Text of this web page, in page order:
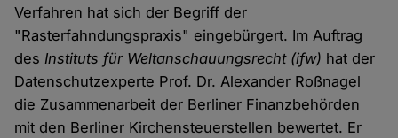
Verfahren hat sich der Begriff der
"Rasterfahndungspraxis" eingebürgert. Im Auftrag
desInstituts für Weltanschauungsrecht (ifw) hat der
Datenschutzexperte Prof. Dr. Alexander Roßnagel
die Zusammenarbeit der Berliner Finanzbehörden
mit den Berliner Kirchensteuerstellen bewertet. Er